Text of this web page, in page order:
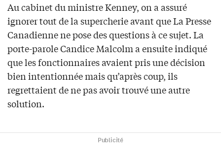
Au cabinet du ministre Kenney, on a assuré
ignorer tout de la supercherie avant que La Presse
Canadienne ne pose des questions à ce sujet. La
porte-parole Candice Malcolm a ensuite indiqué
que les fonctionnaires avaient pris une décision
bien intentionnée mais qu’après coup, ils
regrettaient de ne pas avoir trouvé une autre
solution.
Publicité